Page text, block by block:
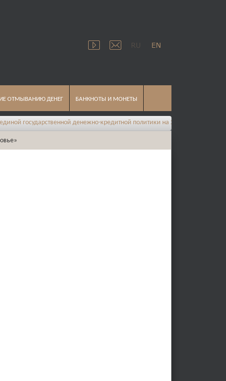
ОТМЫВАНИЮ ДЕНЕГ БАНКНОТЫ И МОНЕТЫ
денежно-кредитной политики на 2026 год